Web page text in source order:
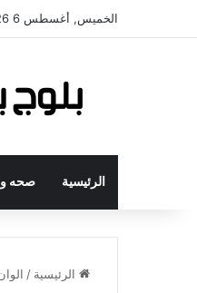
الخميس, أغسطس 6 2026
الرئيسية صحه
الرئيسية /